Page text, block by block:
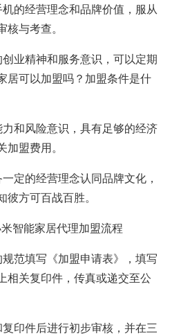
的经营理念和品牌价值，服从
与考查。
业精神和服务意识，可以定期
居可以加盟吗？加盟条件是什
和风险意识，具有足够的经济
盟费用。
定的经营理念认同品牌文化，
方可百战百胜。
智能家居代理加盟流程
范填写《加盟申请表》，填写
相关复印件，传真或递交至公
印件后进行初步审核，并在三